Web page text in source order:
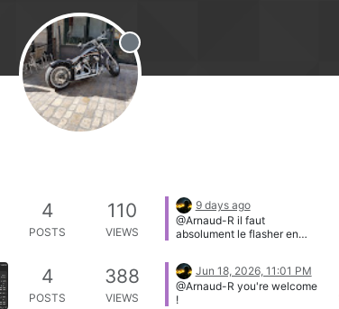
Offline
4
POSTS
110
VIEWS
9 days ago
@Arnaud-R il faut
absolument le flasher en
Un esp32, c'est comme un
disque dur. Si les partitions
ne sont pas bonnes, rien ne
fonctionne. Un
4
POSTS
388
VIEWS
Jun 18, 2026, 11:01 PM
@Arnaud-R you're welcome
!